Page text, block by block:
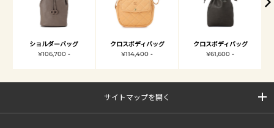
ショルダーバッグ
¥106,700 -
クロスボディバッグ
¥114,400 -
クロスボディバッグ
¥61,600 -
サイトマップを開く